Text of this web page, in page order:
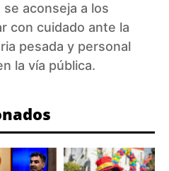
aconseja a los
con cuidado ante la
pesada y personal
la vía pública.